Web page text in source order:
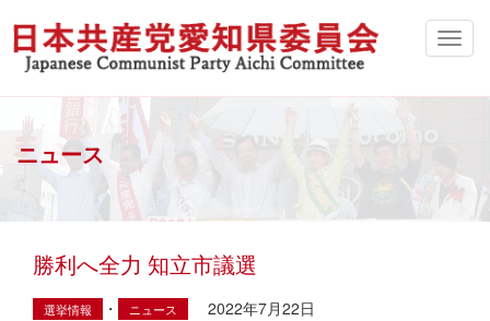
ニュース
勝利へ全力 知立市議選
選挙情報 ・ ニュース 2022年7月22日